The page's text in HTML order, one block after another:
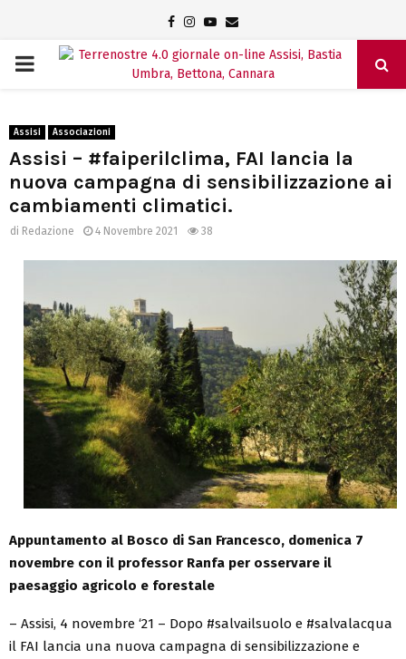
Facebook
Instagram
Youtube
Email
PRIMARY
Assisi Associazioni
Assisi – #faiperilclima, FAI lancia la
nuova campagna di sensibilizzazione ai
cambiamenti climatici.
di Redazione 4 Novembre 2021 38
Appuntamento al Bosco di San Francesco, domenica 7
novembre con il professor Ranfa per osservare il
paesaggio agricolo e forestale
– Assisi, 4 novembre ‘21 – Dopo #salvailsuolo e #salvalacqua
il FAI lancia una nuova campagna di sensibilizzazione e